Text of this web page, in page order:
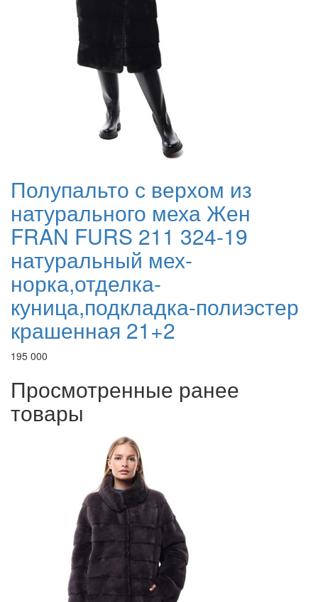
Полупальто с верхом из
натурального меха Жен
FRAN FURS 211 324-19
натуральный мех-
норка,отделка-
куница,подкладка-полиэстер
крашенная 21+2
195 000
Просмотренные ранее
товары